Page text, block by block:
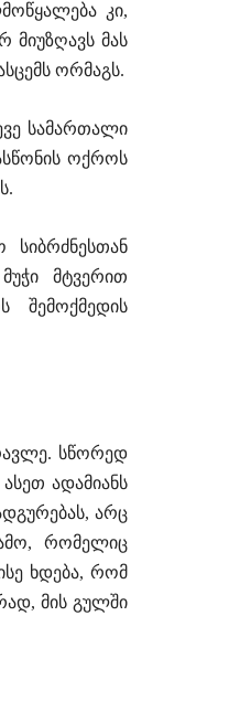
კი,
მას
ორმაგს.
სამართალი
ოქროს
სიბრძნესთან
მტვერით
შემოქმედის
სწორედ
ადამიანს
არც
რომელიც
ხდება, რომ
მის გულში